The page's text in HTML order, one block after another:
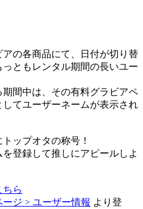
の各商品にて、日付が切り替
っともレンタル期間の長いユー
間中は、 その有料グラビアペ
てユーザーネームが表示され
ップオタの称号！
登録して推しにアピールしよ
ちら
ージ > ユーザー情報 より登